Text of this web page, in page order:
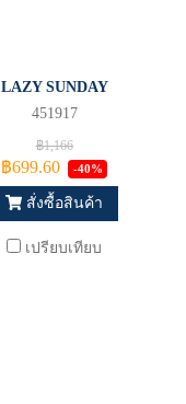
LAZY SUNDAY
451917
฿1,166
฿699.60 -40%
สั่งซื้อสินค้า
เปรียบเทียบ